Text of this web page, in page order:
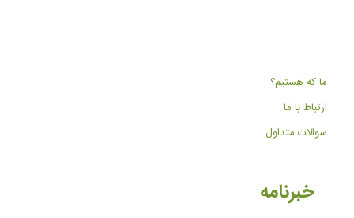
ما که هستیم؟
ارتباط با ما
سوالات متداول
خبرنامه